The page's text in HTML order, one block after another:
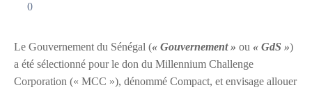
0
Le Gouvernement du Sénégal (« Gouvernement » ou « GdS »)
a été sélectionné pour le don du Millennium Challenge
Corporation (« MCC »), dénommé Compact, et envisage allouer